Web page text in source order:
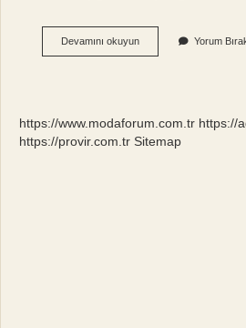
Devamını okuyunNazım
Plan
Yorum
https://www.modaforum.com.tr https://
https://provir.com.tr Sitemap